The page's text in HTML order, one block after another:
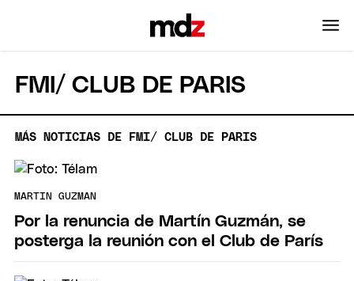
FMI/ CLUB DE PARIS
MÁS NOTICIAS DE FMI/ CLUB DE PARIS
MARTIN GUZMAN
Por la renuncia de Martín Guzmán, se
posterga la reunión con el Club de París